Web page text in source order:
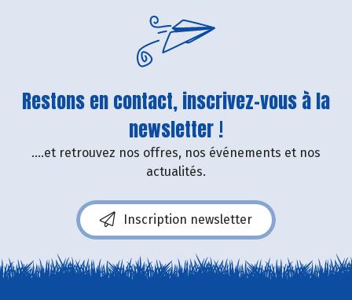
Restons en contact, inscrivez-vous à la
newsletter !
....et retrouvez nos offres, nos événements et nos
actualités.
Inscription newsletter